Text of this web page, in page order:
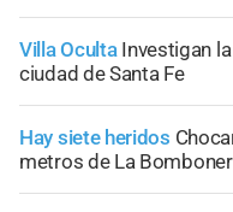
Villa Oculta Investigan
ciudad de Santa Fe
Hay siete heridos
metros de La